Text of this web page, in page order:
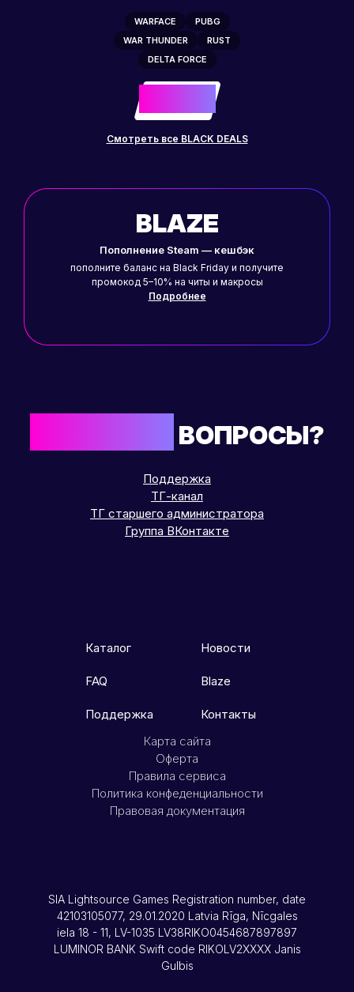
WARFACE
PUBG
WAR THUNDER
RUST
DELTA FORCE
до
Смотреть все BLACK DEALS
BLAZE
Пополнение Steam — кешбэк
пополните баланс на Black Friday и получите
промокод 5–10% на читы и макросы
Подробнее
ВОПРОСЫ?
Поддержка
ТГ-канал
ТГ старшего администратора
Группа ВКонтакте
Каталог Новости
FAQ Blaze
Поддержка
Контакты
Карта сайта
Оферта
Правила сервиса
Политика конфеденциальности
Правовая документация
SIA Lightsource Games Registration number, date
42103105077, 29.01.2020 Latvia Rīga, Nīcgales
iela 18 - 11, LV-1035 LV38RIKO0454687897897
LUMINOR BANK Swift code RIKOLV2XXXX Janis
Gulbis